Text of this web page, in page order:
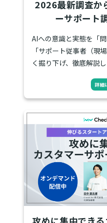
2026最新調査か
ーサポート
AIへの意識と実態を「
「サポート従事者（現
く掘り下げ、徹底解説し
詳細